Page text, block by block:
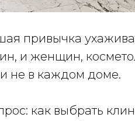
привычка
и женщин,
не в каждом доме.
как выбрать